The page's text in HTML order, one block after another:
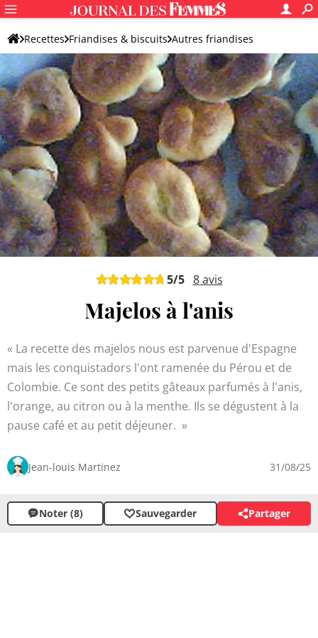
Recettes Friandises & biscuits Autres friandises
Friandise originale
5/5 8avis
Majelos à l'anis
La recette des majelos nous est parvenue d'Espagne
mais les conquistadors l'ont ramenée du Pérou et de
Colombie. Ce sont des petits gâteaux parfumés à l'anis,
l'orange, au citron ou à la menthe. Ils se dégustent à la
pause café et au petit déjeuner.
Jean-louis Martinez 31/08/25
Noter (8) Sauvegarder Partager